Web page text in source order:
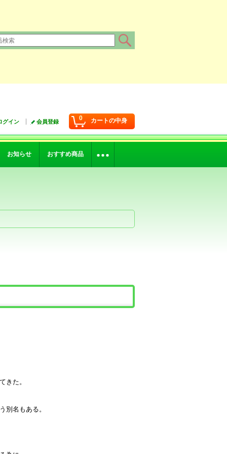
0 カートの中身
グイン 会員登録
お知らせ おすすめ商品
きた。
別名もある。